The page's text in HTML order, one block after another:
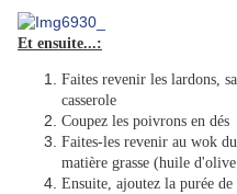
Et ensuite...:
Faites revenir les lardons,
casserole
Coupez les poivrons en dés
Faites-les revenir au wok
matière grasse (huile
Ensuite, ajoutez la purée